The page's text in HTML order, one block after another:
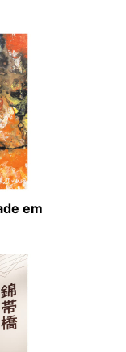
em